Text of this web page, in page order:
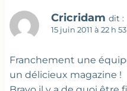
Cricridam dit :
15 juin 2011 à 22 h
Franchement une
un délicieux magazine !